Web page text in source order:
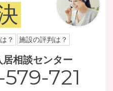
？ 施設の評判は？
相談センター
721